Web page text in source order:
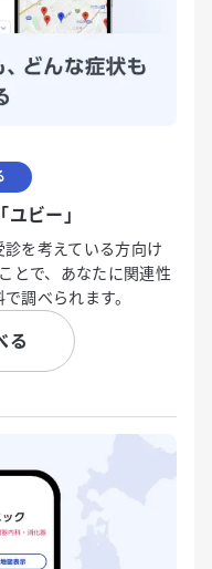
ビー」
を考えている方向け
とで、あなたに関連性
調べられます。
る